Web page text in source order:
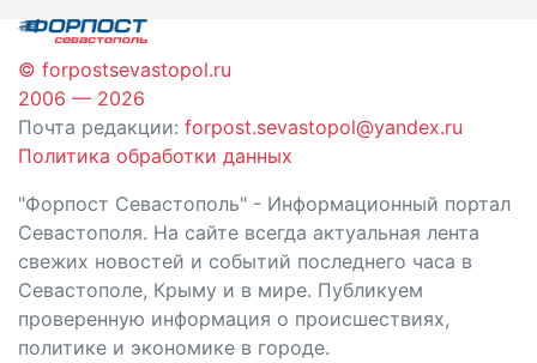
© forpostsevastopol.ru
2006 — 2026
Почта редакции: forpost.sevastopol@yandex.ru
Политика обработки данных
"Форпост Севастополь" - Информационный портал
Севастополя. На сайте всегда актуальная лента
свежих новостей и событий последнего часа в
Севастополе, Крыму и в мире. Публикуем
проверенную информация о происшествиях,
политике и экономике в городе.